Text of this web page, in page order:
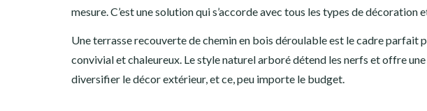
mesure. C’est une solution qui s’accorde avec tous les types de décoration
Une terrasse recouverte de chemin en bois déroulable est le cadre parfait
convivial et chaleureux. Le style naturel arboré détend les nerfs et offre
diversifier le décor extérieur, et ce, peu importe le budget.